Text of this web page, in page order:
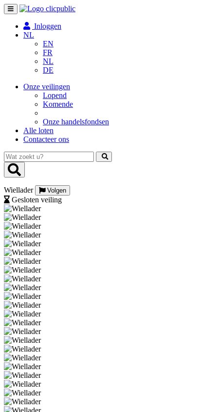
Toggle
navigation
Inloggen
NL
EN
FR
NL
DE
Onze veilingen
Lopend
Komende
Onze handelsfondsen
Alle loten
Contacteer ons
Wat
zoekt
u?
Wiellader Volgen
Gesloten veiling